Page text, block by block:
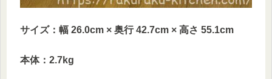
サイズ：幅 26.0cm × 奥行 42.7cm × 高さ 55.1cm
本体：2.7kg